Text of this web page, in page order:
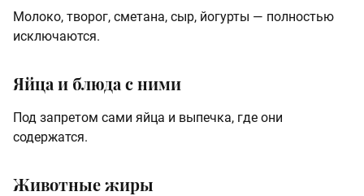
Молоко, творог, сметана, сыр, йогурты — полностью
исключаются.
Яйца и блюда с ними
Под запретом сами яйца и выпечка, где они
содержатся.
Животные жиры